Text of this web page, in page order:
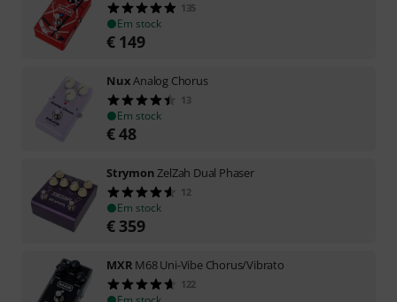
135
Em stock
€ 149
NuxAnalog Chorus
13
Em stock
€48
StrymonZelZah Dual Phaser
12
Em stock
€ 359
MXR M68 Uni-Vibe Chorus/Vibrato
122